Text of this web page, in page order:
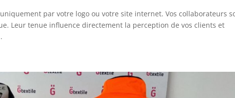
par votre logo ou votre site internet. Vos collaborateurs
Leur tenue influence directement la perception de vos clients et